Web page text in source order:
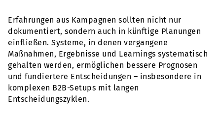
Erfahrungen aus Kampagnen sollten nicht nur
dokumentiert, sondern auch in künftige Planungen
einfließen. Systeme, in denen vergangene
Maßnahmen, Ergebnisse und Learnings systematisch
gehalten werden, ermöglichen bessere Prognosen
und fundiertere Entscheidungen – insbesondere in
komplexen B2B-Setups mit langen
Entscheidungszyklen.